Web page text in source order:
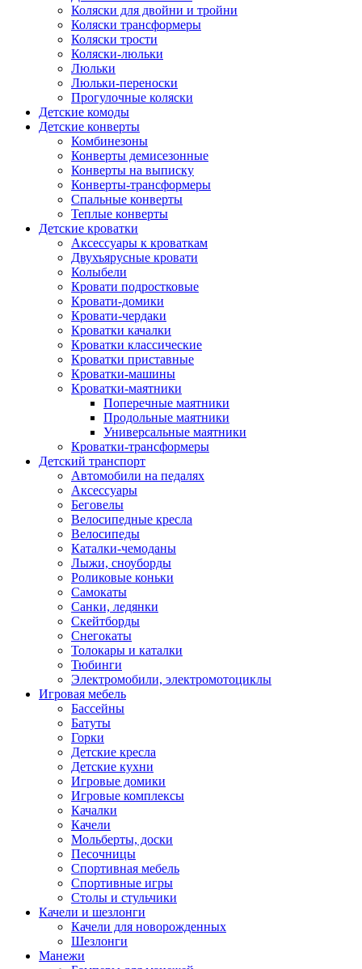
Коляски для двойни и тройни
Коляски трансформеры
Коляски трости
Коляски-люльки
Люльки
Люльки-переноски
Прогулочные коляски
Детские комоды
Детские конверты
Комбинезоны
Конверты демисезонные
Конверты на выписку
Конверты-трансформеры
Спальные конверты
Теплые конверты
Детские кроватки
Аксессуары к кроваткам
Двухъярусные кровати
Колыбели
Кровати подростковые
Кровати-домики
Кровати-чердаки
Кроватки качалки
Кроватки классические
Кроватки приставные
Кроватки-машины
Кроватки-маятники
Поперечные маятники
Продольные маятники
Универсальные маятники
Кроватки-трансформеры
Детский транспорт
Автомобили на педалях
Аксессуары
Беговелы
Велосипедные кресла
Велосипеды
Каталки-чемоданы
Лыжи, сноуборды
Роликовые коньки
Самокаты
Санки, ледянки
Скейтборды
Снегокаты
Толокары и каталки
Тюбинги
Электромобили, электромотоциклы
Игровая мебель
Бассейны
Батуты
Горки
Детские кресла
Детские кухни
Игровые домики
Игровые комплексы
Качалки
Качели
Мольберты, доски
Песочницы
Спортивная мебель
Спортивные игры
Столы и стульчики
Качели и шезлонги
Качели для новорожденных
Шезлонги
Манежи